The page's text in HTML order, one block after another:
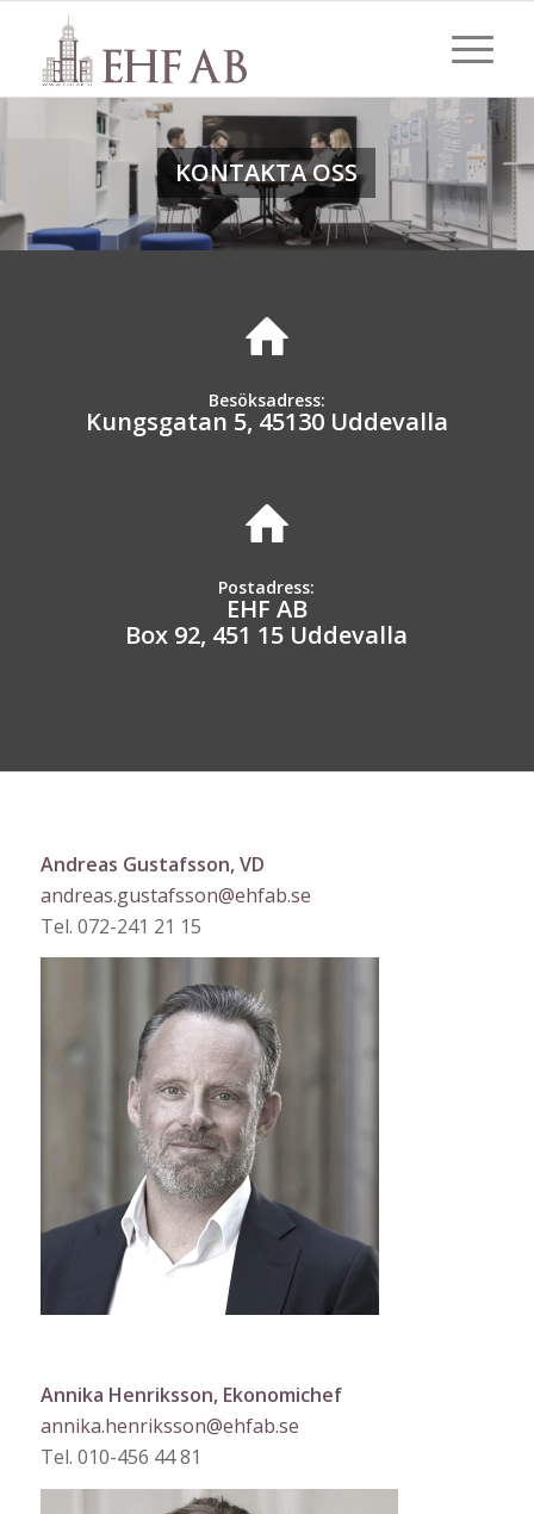
KONTAKTA OSS
Besöksadress:
Kungsgatan 5, 45130 Uddevalla
Postadress:
EHF AB
Box 92, 451 15 Uddevalla
Andreas Gustafsson, VD
andreas.gustafsson@ehfab.se
Tel. 072-241 21 15
Annika Henriksson, Ekonomichef
annika.henriksson@ehfab.se
Tel. 010-456 44 81